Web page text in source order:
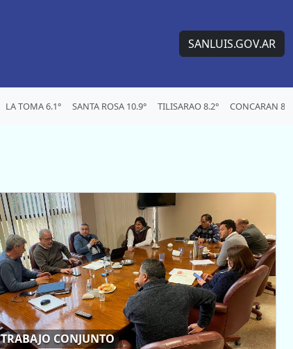
SANLUIS.GOV.AR
LA TOMA 6.1° SANTA ROSA 10.9° TILISARAO 8.2° CONCARAN 8°
TRABAJO CONJUNTO